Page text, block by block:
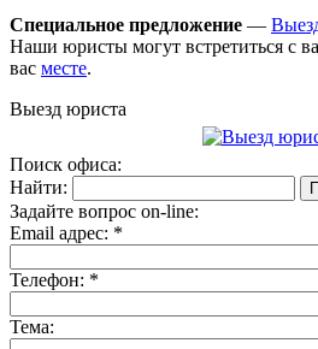
Специальное предложение —
Наши юристы могут встретиться с
вас месте.
Выезд юриста
Поиск офиса:
Найти:
Задайте вопрос on-line:
Email адрес: *
Телефон: *
Тема: